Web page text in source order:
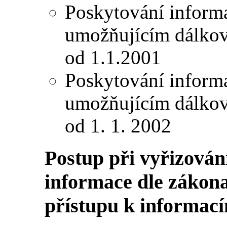
Poskytování
umožňujícím
od 1.1.2001
Poskytování
umožňujícím
od 1. 1. 2002
Postup při
informace dle
přístupu k